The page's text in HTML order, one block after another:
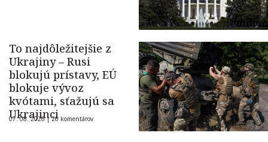
To najdôležitejšie z
Ukrajiny – Rusi
blokujú prístavy, EÚ
blokuje vývoz
kvótami, sťažujú sa
Ukrajinci
07. 08. 2026 |26 komentárov